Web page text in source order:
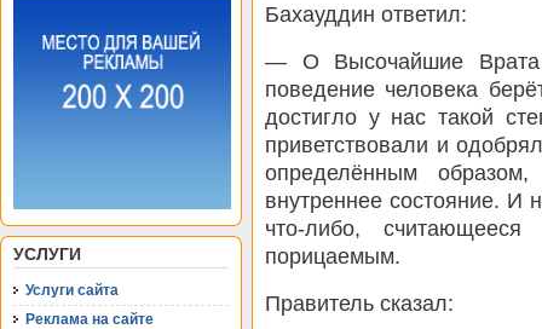
УСЛУГИ
Услуги сайта
Реклама на сайте
Бахауддин ответил:
— О Высочайшие Врата
поведение человека
достигло у нас такой
приветствовали и
определённым
внутреннее состояние. И
что-либо,
порицаемым.
Правитель сказал: